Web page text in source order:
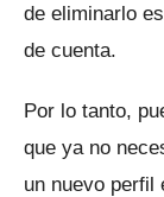
de eliminarlo
de cuenta.
Por lo tanto,
que ya no
un nuevo perfil